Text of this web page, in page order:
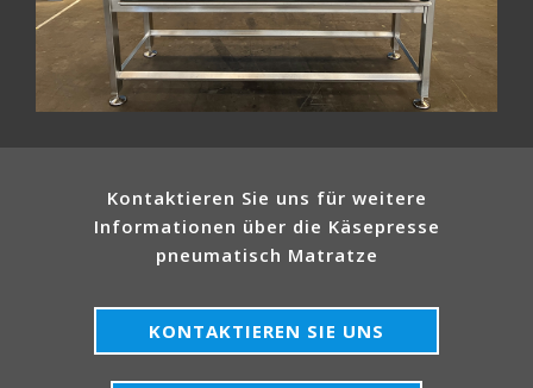
Kontaktieren Sie uns für weitere
Informationen über die Käsepresse
pneumatisch Matratze
KONTAKTIEREN SIE UNS